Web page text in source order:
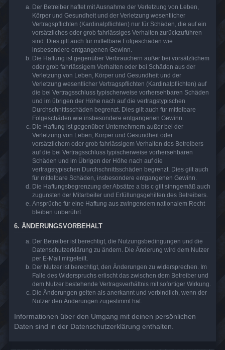
Der Betreiber haftet mit Ausnahme der Verletzung von Leben,
Körper und Gesundheit und der Verletzung wesentlicher
Vertragspflichten (Kardinalpflichten) nur für Schäden, die auf ein
vorsätzliches oder grob fahrlässiges Verhalten zurückzuführen
sind. Dies gilt auch für mittelbare Folgeschäden wie
insbesondere entgangenen Gewinn.
Die Haftung ist gegenüber Verbrauchern außer bei vorsätzlichem
oder grob fahrlässigem Verhalten oder bei Schäden aus der
Verletzung von Leben, Körper und Gesundheit und der
Verletzung wesentlicher Vertragspflichten (Kardinalpflichten) auf
die bei Vertragsschluss typischerweise vorhersehbaren Schäden
und im übrigen der Höhe nach auf die vertragstypischen
Durchschnittsschäden begrenzt. Dies gilt auch für mittelbare
Folgeschäden wie insbesondere entgangenen Gewinn.
Die Haftung ist gegenüber Unternehmern außer bei der
Verletzung von Leben, Körper und Gesundheit oder
vorsätzlichem oder grob fahrlässigem Verhalten des Betreibers
auf die bei Vertragsschluss typischerweise vorhersehbaren
Schäden und im Übrigen der Höhe nach auf die
vertragstypischen Durchschnittsschäden begrenzt. Dies gilt auch
für mittelbare Schäden, insbesondere entgangenen Gewinn.
Die Haftungsbegrenzung der Absätze a bis c gilt sinngemäß auch
zugunsten der Mitarbeiter und Erfüllungsgehilfen des Betreibers.
Ansprüche für eine Haftung aus zwingendem nationalem Recht
bleiben unberührt.
6. ÄNDERUNGSVORBEHALT
Der Betreiber ist berechtigt, die Nutzungsbedingungen und die
Datenschutzerklärung zu ändern. Die Änderung wird dem Nutzer
per E-Mail mitgeteilt.
Der Nutzer ist berechtigt, den Änderungen zu widersprechen. Im
Falle des Widerspruchs erlischt das zwischen dem Betreiber und
dem Nutzer bestehende Vertragsverhältnis mit sofortiger Wirkung.
Die Änderungen gelten als anerkannt und verbindlich, wenn der
Nutzer den Änderungen zugestimmt hat.
Informationen über den Umgang mit deinen persönlichen
Daten sind in der Datenschutzerklärung enthalten.